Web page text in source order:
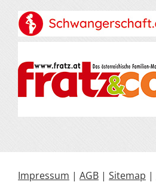
Impressum | AGB | Sitemap |